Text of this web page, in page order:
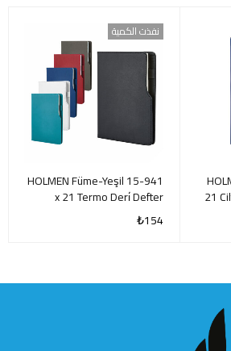
918-
21
نفذت الكمية
941-HOLMEN Füme-Yeşil 15
x 21 Termo Deri̇ Defter
(Holmen Ki̇tap Kağıdı)
₺154